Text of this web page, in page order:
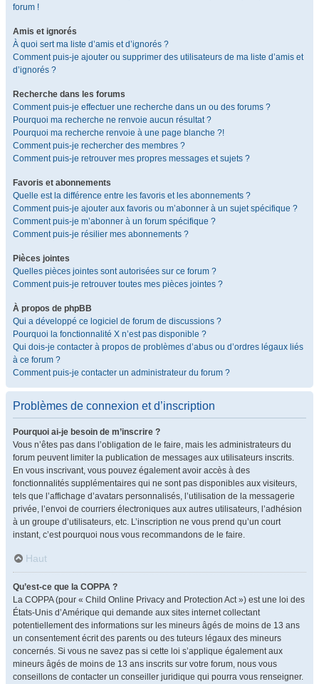
forum !
Amis et ignorés
À quoi sert ma liste d’amis et d’ignorés ?
Comment puis-je ajouter ou supprimer des utilisateurs de ma liste d’amis et
d’ignorés ?
Recherche dans les forums
Comment puis-je effectuer une recherche dans un ou des forums ?
Pourquoi ma recherche ne renvoie aucun résultat ?
Pourquoi ma recherche renvoie à une page blanche ?!
Comment puis-je rechercher des membres ?
Comment puis-je retrouver mes propres messages et sujets ?
Favoris et abonnements
Quelle est la différence entre les favoris et les abonnements ?
Comment puis-je ajouter aux favoris ou m’abonner à un sujet spécifique ?
Comment puis-je m’abonner à un forum spécifique ?
Comment puis-je résilier mes abonnements ?
Pièces jointes
Quelles pièces jointes sont autorisées sur ce forum ?
Comment puis-je retrouver toutes mes pièces jointes ?
À propos de phpBB
Qui a développé ce logiciel de forum de discussions ?
Pourquoi la fonctionnalité X n’est pas disponible ?
Qui dois-je contacter à propos de problèmes d’abus ou d’ordres légaux liés
à ce forum ?
Comment puis-je contacter un administrateur du forum ?
Problèmes de connexion et d’inscription
Pourquoi ai-je besoin de m’inscrire ?
Vous n’êtes pas dans l’obligation de le faire, mais les administrateurs du
forum peuvent limiter la publication de messages aux utilisateurs inscrits.
En vous inscrivant, vous pouvez également avoir accès à des
fonctionnalités supplémentaires qui ne sont pas disponibles aux visiteurs,
tels que l’affichage d’avatars personnalisés, l’utilisation de la messagerie
privée, l’envoi de courriers électroniques aux autres utilisateurs, l’adhésion
à un groupe d’utilisateurs, etc. L’inscription ne vous prend qu’un court
instant, c’est pourquoi nous vous recommandons de le faire.
Haut
Qu’est-ce que la COPPA ?
La COPPA (pour « Child Online Privacy and Protection Act ») est une loi des
États-Unis d’Amérique qui demande aux sites internet collectant
potentiellement des informations sur les mineurs âgés de moins de 13 ans
un consentement écrit des parents ou des tuteurs légaux des mineurs
concernés. Si vous ne savez pas si cette loi s’applique également aux
mineurs âgés de moins de 13 ans inscrits sur votre forum, nous vous
conseillons de contacter un conseiller juridique qui pourra vous renseigner.